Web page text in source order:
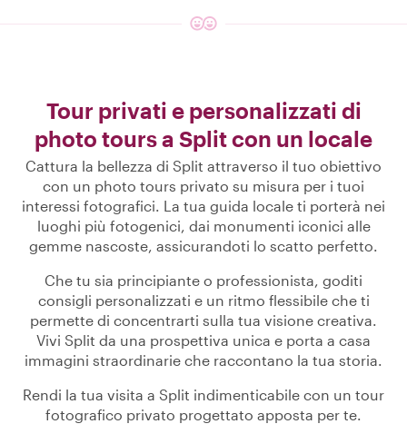
Tour privati e personalizzati di
photo tours a Split con un locale
Cattura la bellezza di Split attraverso il tuo obiettivo
con un photo tours privato su misura per i tuoi
interessi fotografici. La tua guida locale ti porterà nei
luoghi più fotogenici, dai monumenti iconici alle
gemme nascoste, assicurandoti lo scatto perfetto.
Che tu sia principiante o professionista, goditi
consigli personalizzati e un ritmo flessibile che ti
permette di concentrarti sulla tua visione creativa.
Vivi Split da una prospettiva unica e porta a casa
immagini straordinarie che raccontano la tua storia.
Rendi la tua visita a Split indimenticabile con un tour
fotografico privato progettato apposta per te.